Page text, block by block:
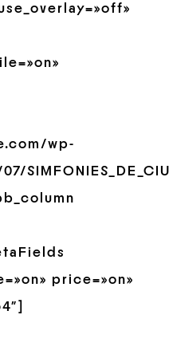
wp-
price=»on»